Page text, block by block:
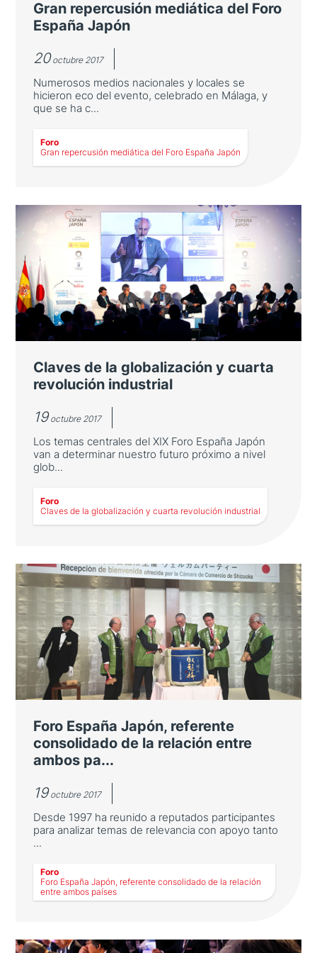
LEER MÁS
Gran repercusión mediática del Foro
España Japón
20octubre 2017
Numerosos medios nacionales y locales se
hicieron eco del evento, celebrado en Málaga, y
que se ha c...
Foro
Gran repercusión mediática del Foro España Japón
Gran repercusión mediática del
Foro España Japón
Numerosos medios nacionales y locales se
hicieron eco del evento, celebrado en Málaga,
y que se ha convertido un encuentro bilateral
de referencia
LEER MÁS
Claves de la globalización y cuarta
revolución industrial
19octubre 2017
Los temas centrales del XIX Foro España Japón
van a determinar nuestro futuro próximo a nivel
glob...
Foro
Claves de la globalización y cuarta revolución industrial
Claves de la globalización y cuarta
revolución industrial
Los temas centrales del XIX Foro España
Japón van a determinar nuestro futuro
próximo a nivel global
Foro España Japón, referente
consolidado de la relación entre
ambos pa...
19octubre 2017
Desde 1997 ha reunido a reputados participantes
para analizar temas de relevancia con apoyo tanto
...
Foro
Foro España Japón, referente consolidado de la relación
entre ambos países